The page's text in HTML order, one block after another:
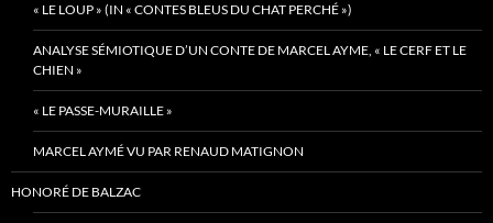
« LE LOUP » (IN « CONTES BLEUS DU CHAT PERCHÉ »)
ANALYSE SÉMIOTIQUE D’UN CONTE DE MARCEL AYME, « LE CERF ET LE
CHIEN »
« LE PASSE-MURAILLE »
MARCEL AYMÉ VU PAR RENAUD MATIGNON
HONORÉ DE BALZAC